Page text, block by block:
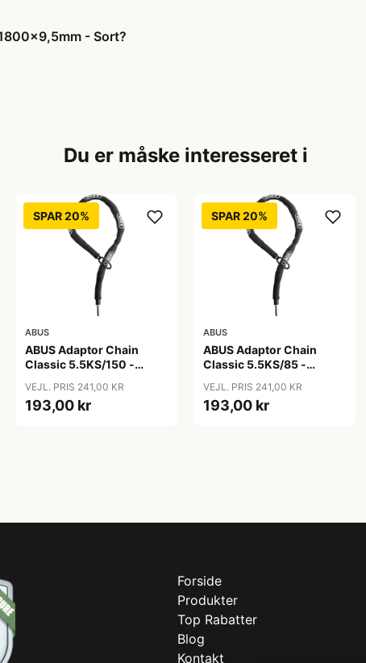
- Sort?
Du er måske interesseret i
SPAR 20%
ABUS
ABUS Adaptor Chain
Classic 5.5KS/150 -
VEJL. PRIS 241,00 KR
193,00 kr
SPAR 20%
ABUS
ABUS Adaptor Chain
Classic 5.5KS/85 -
VEJL. PRIS 241,00 KR
193,00 kr
Forside
Produkter
Top Rabatter
Blog
Kontakt